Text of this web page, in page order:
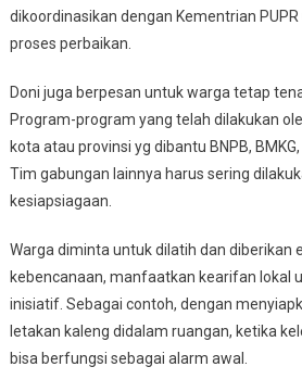
dikoordinasikan dengan Kementrian
proses perbaikan.
Doni juga berpesan untuk warga tetap
Program-program yang telah dilakukan
kota atau provinsi yg dibantu BNPB,
Tim gabungan lainnya harus sering
kesiapsiagaan.
Warga diminta untuk dilatih dan diberikan
kebencanaan, manfaatkan kearifan lokal
inisiatif. Sebagai contoh, dengan
letakan kaleng didalam ruangan, ketika
bisa berfungsi sebagai alarm awal.